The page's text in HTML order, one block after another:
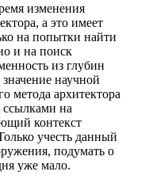
изменения
а это имеет
на попытки найти
и на поиск
из глубин
научной
метода архитектора
ссылками на
контекст
учесть данный
подумать о
уже мало.